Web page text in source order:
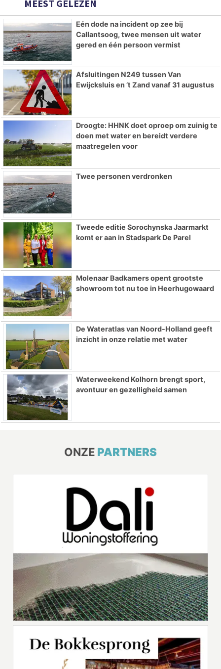
MEEST GELEZEN
Eén dode na incident op zee bij
Callantsoog, twee mensen uit water
gered en één persoon vermist
Afsluitingen N249 tussen Van
Ewijcksluis en ’t Zand vanaf 31 augustus
Droogte: HHNK doet oproep om zuinig te
doen met water en bereidt verdere
maatregelen voor
Twee personen verdronken
Tweede editie Sorochynska Jaarmarkt
komt er aan in Stadspark De Parel
Molenaar Badkamers opent grootste
showroom tot nu toe in Heerhugowaard
De Wateratlas van Noord-Holland geeft
inzicht in onze relatie met water
Waterweekend Kolhorn brengt sport,
avontuur en gezelligheid samen
ONZE PARTNERS